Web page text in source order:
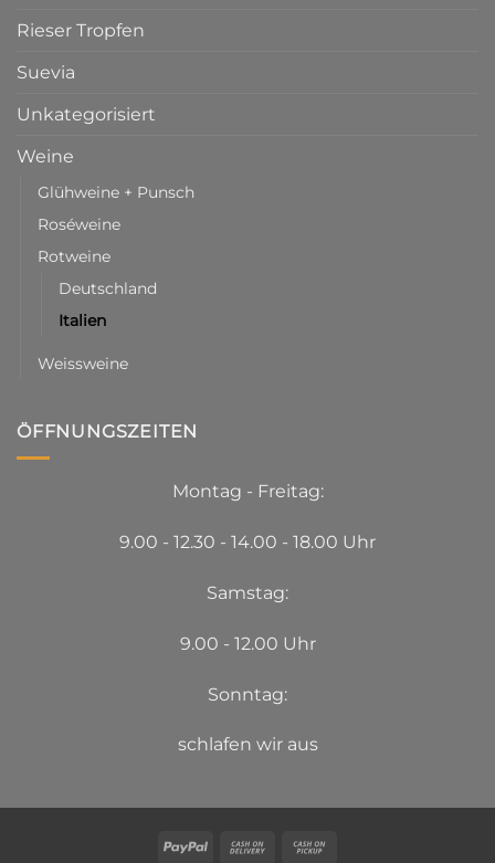
Rieser Tropfen
Suevia
Unkategorisiert
Weine
Glühweine + Punsch
Roséweine
Rotweine
Deutschland
Italien
Weissweine
ÖFFNUNGSZEITEN
Montag - Freitag:
9.00 - 12.30 - 14.00 - 18.00 Uhr
Samstag:
9.00 - 12.00 Uhr
Sonntag:
schlafen wir aus
PayPal
Cash